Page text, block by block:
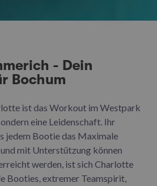
- Dein
Bochum
ist das Workout im Westpark
eine Leidenschaft. Ihr
jedem Bootie das Maximale
mit Unterstützung können
werden, ist sich Charlotte
Booties, extremer Teamspirit,